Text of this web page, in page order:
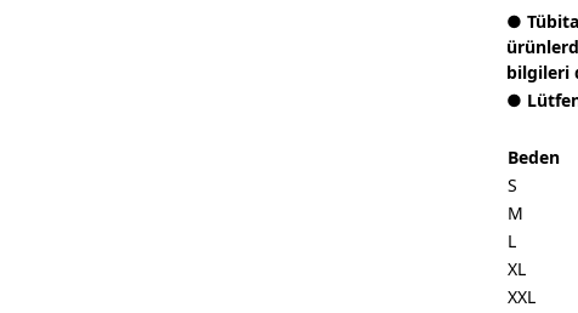
●
bilgileri
●
Beden
S
M
L
XL
XXL